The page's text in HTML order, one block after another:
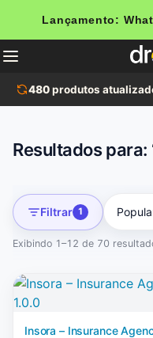
Lançamento:
480produtos
Resultados para:
Filtrar 1
Exibindo 1–12 de 70
Insora – Insurance